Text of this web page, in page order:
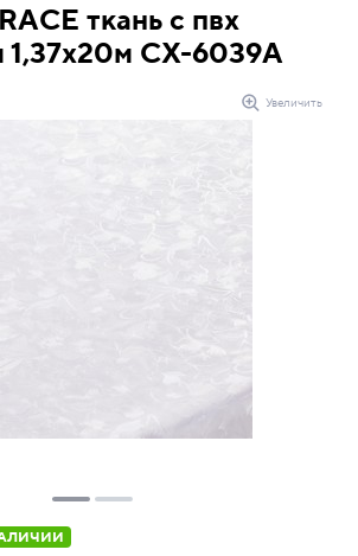
ткань с пвх
1,37х20м СХ-6039A
Увеличить